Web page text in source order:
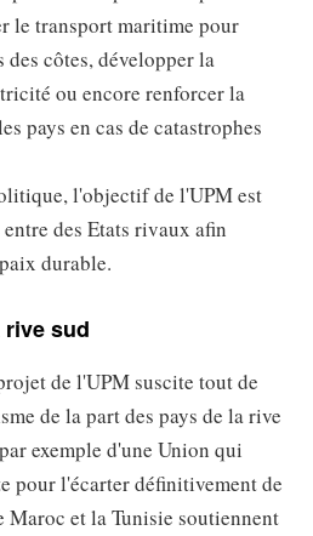
le transport maritime pour
côtes, développer la
ou encore renforcer la
pays en cas de catastrophes
l'objectif de l'UPM est
des Etats rivaux afin
durable.
sud
de l'UPM suscite tout de
de la part des pays de la rive
exemple d'une Union qui
pour l'écarter définitivement de
Maroc et la Tunisie soutiennent